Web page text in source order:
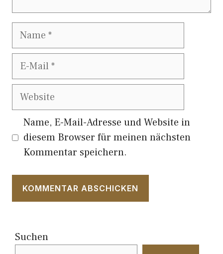
Name
E-
Website
Name, E-Mail-Adresse und Website in
diesem Browser für meinen nächsten
Kommentar speichern.
Suchen